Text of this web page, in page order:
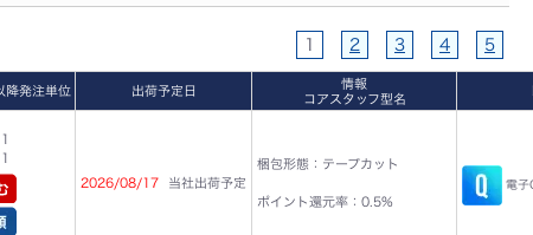
1 2 3 4 5
降発注単位 出荷予定日
情報
コアスタッフ型名
2026/08/17
当社出荷予定
梱包形態：テープカット
ポイント還元率：0.5%
電子